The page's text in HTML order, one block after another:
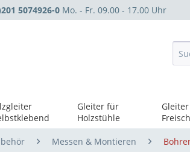
5074926-0 Mo. - Fr. 09.00 - 17.00 Uhr
Gleiter für
Holzstühle
Messen & Montieren